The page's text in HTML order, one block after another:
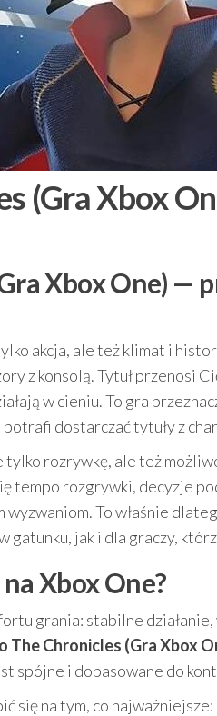
(Gra Xbox
Xbox One) —
akcja, ale też klimat i
z konsolą. Tytuł przenosi
w cieniu. To gra
potrafi dostarczać tytuły z
rozrywkę, ale też
tempo rozgrywki, decyzje
To właśnie
jak i dla graczy,
Xbox One?
grania: stabilne
The Chronicles (Gra Xbox
spójne i dopasowane do
się na tym, co